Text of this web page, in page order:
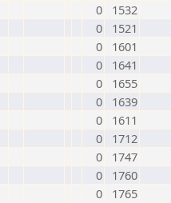
0
1532
0
1521
0
1601
0
1641
0
1655
0
1639
0
1611
0
1712
0
1747
0
1760
0
1765